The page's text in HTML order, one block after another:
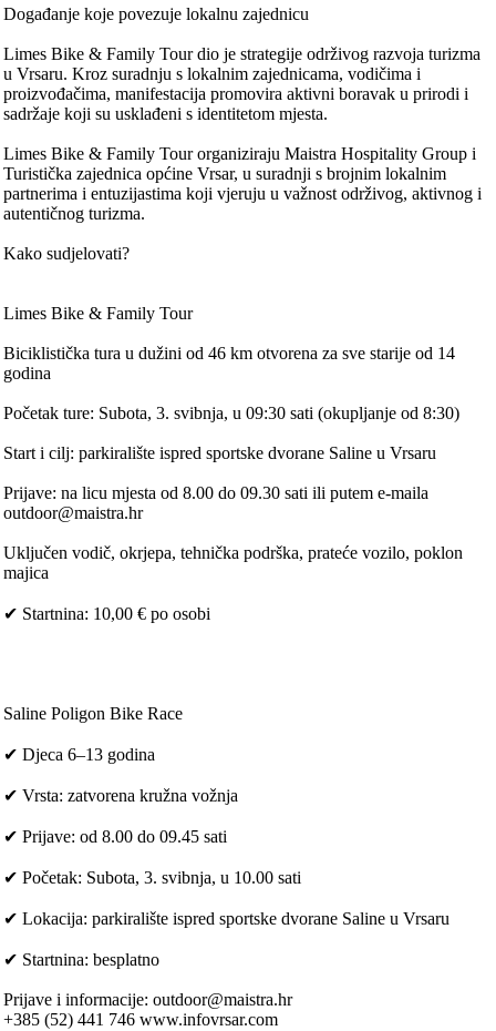
Događanje koje povezuje lokalnu zajednicu
Limes Bike & Family Tour dio je strategije održivog razvoja turizma
u Vrsaru. Kroz suradnju s lokalnim zajednicama, vodičima i
proizvođačima, manifestacija promovira aktivni boravak u prirodi i
sadržaje koji su usklađeni s identitetom mjesta.
Limes Bike & Family Tour organiziraju Maistra Hospitality Group i
Turistička zajednica općine Vrsar, u suradnji s brojnim lokalnim
partnerima i entuzijastima koji vjeruju u važnost održivog, aktivnog i
autentičnog turizma.
Kako sudjelovati?
Limes Bike & Family Tour
Biciklistička tura u dužini od 46 km otvorena za sve starije od 14
godina
Početak ture: Subota, 3. svibnja, u 09:30 sati (okupljanje od 8:30)
Start i cilj: parkiralište ispred sportske dvorane Saline u Vrsaru
Prijave: na licu mjesta od 8.00 do 09.30 sati ili putem e-maila
outdoor@maistra.hr
Uključen vodič, okrjepa, tehnička podrška, prateće vozilo, poklon
majica
✔ Startnina: 10,00 € po osobi
Saline Poligon Bike Race
✔ Djeca 6–13 godina
✔ Vrsta: zatvorena kružna vožnja
✔ Prijave: od 8.00 do 09.45 sati
✔ Početak: Subota, 3. svibnja, u 10.00 sati
✔ Lokacija: parkiralište ispred sportske dvorane Saline u Vrsaru
✔ Startnina: besplatno
Prijave i informacije: outdoor@maistra.hr
+385 (52) 441 746 www.infovrsar.com